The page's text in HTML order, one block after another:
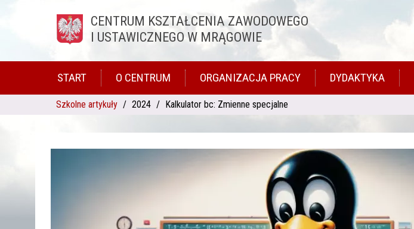
Przejdź do treści
CENTRUM KSZTAŁCENIA ZAWODOWEGO
I USTAWICZNEGO W MRĄGOWIE
START O CENTRUM ORGANIZACJA PRACY DYDAKTYKA
Szkolne artykuły 2024 Kalkulator bc: Zmienne specjalne